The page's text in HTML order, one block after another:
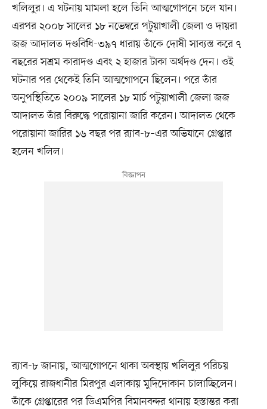
খলিলুর। এ ঘটনায় মামলা হলে তিনি আত্মগোপনে চলে যান।
এরপর ২০০৮ সালের ১৮ নভেম্বরে পটুয়াখালী জেলা ও দায়রা
জজ আদালত দণ্ডবিধি-৩৯৭ ধারায় তাঁকে দোষী সাব্যস্ত করে ৭
বছরের সশ্রম কারাদণ্ড এবং ২ হাজার টাকা অর্থদণ্ড দেন। ওই
ঘটনার পর থেকেই তিনি আত্মগোপনে ছিলেন। পরে তাঁর
অনুপস্থিতিতে ২০০৯ সালের ১৮ মার্চ পটুয়াখালী জেলা জজ
আদালত তাঁর বিরুদ্ধে পরোয়ানা জারি করেন। আদালত থেকে
পরোয়ানা জারির ১৬ বছর পর র‍্যাব-৮–এর অভিযানে গ্রেপ্তার
হলেন খলিল।
র‍্যাব-৮ জানায়, আত্মগোপনে থাকা অবস্থায় খলিলুর পরিচয়
লুকিয়ে রাজধানীর মিরপুর এলাকায় মুদিদোকান চালাচ্ছিলেন।
তাঁকে গ্রেপ্তারের পর ডিএমপির বিমানবন্দর থানায় হস্তান্তর করা